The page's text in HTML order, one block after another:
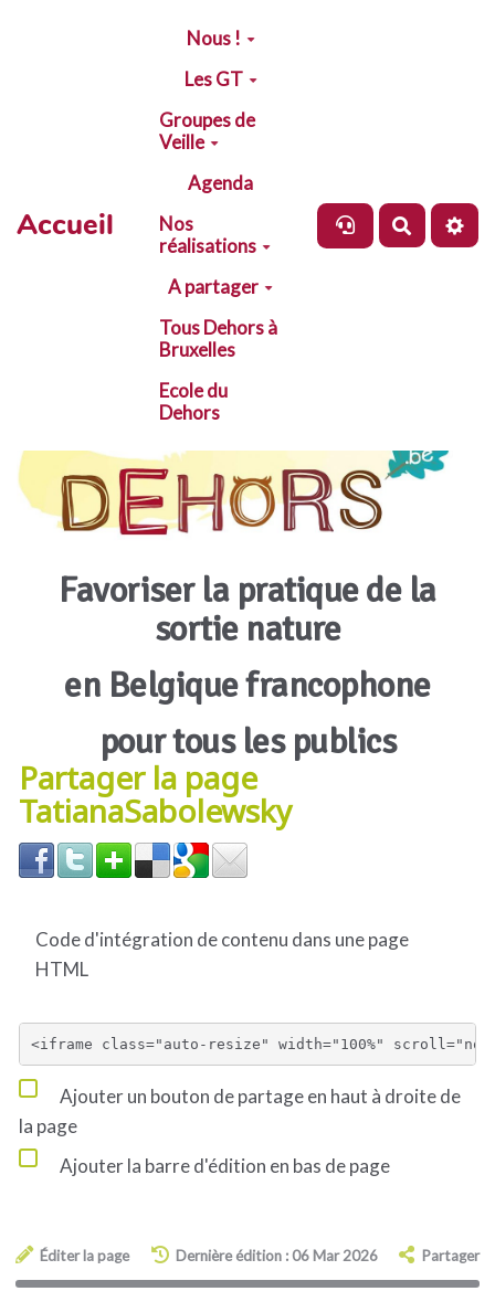
Aller au contenu principal
Accueil
Nous !
Les GT
Groupes de
Veille
Agenda
Nos
réalisations
A partager
Tous Dehors à
Bruxelles
Ecole du
Dehors
Favoriser la pratique de la
sortie nature
en Belgique francophone
pour tous les publics
Partager la page
TatianaSabolewsky
Code d'intégration de contenu dans une page
HTML
Ajouter un bouton de partage en haut à droite de
la page
Ajouter la barre d'édition en bas de page
Éditer la page Dernière édition : 06 Mar 2026 Partager